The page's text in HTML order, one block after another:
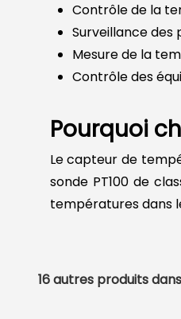
Contrôle de la
Surveillance
Mesure de la
Contrôle des
Pourquoi
Le capteur de
sonde PT100 de
températures dans
16 autres produits